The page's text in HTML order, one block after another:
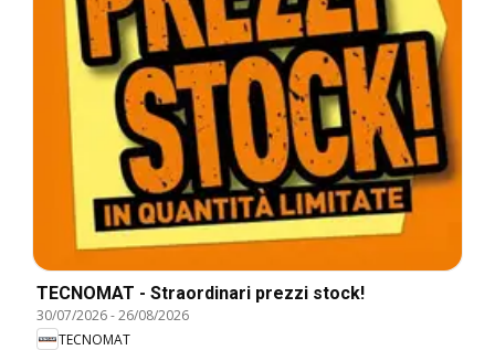
TECNOMAT - Straordinari prezzi stock!
30/07/2026-26/08/2026
TECNOMAT